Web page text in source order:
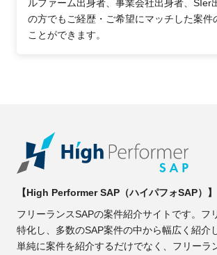
ルファーム出身者、事業会社出身者、SIer
の方でもご経歴・ご希望にマッチした案件
ことができます。
【High Performer SAP（ハイパフォSAP）】
フリーランスSAPの案件紹介サイトです。フ
特化し、多数のSAP案件の中から幅広く紹介
単純に案件を紹介するだけでなく、フリーラ